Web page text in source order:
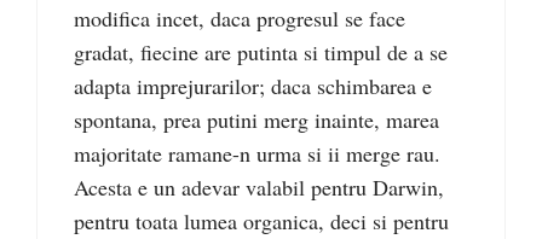
modifica incet, daca progresul se face
gradat, fiecine are putinta si timpul de a se
adapta imprejurarilor; daca schimbarea e
spontana, prea putini merg inainte, marea
majoritate ramane-n urma si ii merge rau.
Acesta e un adevar valabil pentru Darwin,
pentru toata lumea organica, deci si pentru